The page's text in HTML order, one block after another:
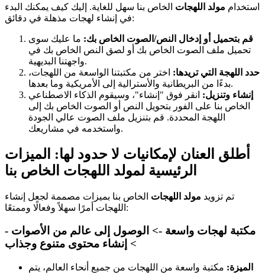
استخدام مولد اللهجات الخاص بنا سهل للغاية. إليك كيف يمكنك البدء
في إنشاء لهجات مذهلة في دقائق:
قم بتحميل أو إدخال النص/الصوت الخاص بك: ما عليك سوى
تحميل ملف الصوت الخاص بك أو لصق النص الخاص بك في
واجهتنا البديهية.
حدد اللهجة التي تريدها: اختر من مكتبتنا الواسعة من اللهجات،
بدءًا من البريطانية والأسترالية إلى الأمريكية وما بعدها.
إنشاء وتنزيل: انقر فوق "إنشاء"، وسيقوم الذكاء الاصطناعي
الخاص بنا على الفور بتحويل النص أو الصوت الخاص بك إلى
اللهجة المحددة. قم بتنزيل ملف الصوت عالي الجودة
واستخدمه في مشاريعك.
أطلق العنان لإمكانيات لا حدود لها: الميزات
الرئيسية لمولد اللهجات الخاص بنا
تم تزويد مولد اللهجات الخاص بنا بميزات مصممة لجعل إنشاء
اللهجات أمرًا سهلاً وفعالًا وممتعًا:
مكتبة لهجات واسعة -> الوصول إلى عالم من الأصوات -
> إنشاء محتوى متنوع وجذاب
الميزة: مكتبة واسعة من اللهجات من جميع أنحاء العالم، يتم